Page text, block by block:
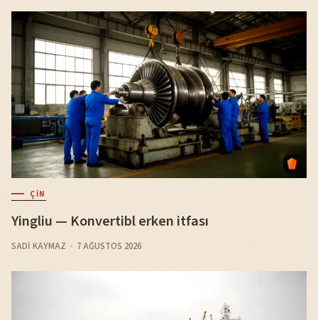
ÇIN
Yingliu — Konvertibl erken itfası
SADI KAYMAZ 7 AĞUSTOS 2026